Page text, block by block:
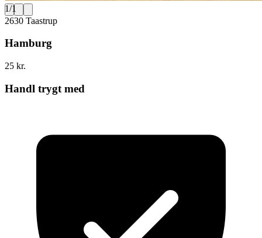
1/1
2630 Taastrup
Hamburg
25 kr.
Handl trygt med